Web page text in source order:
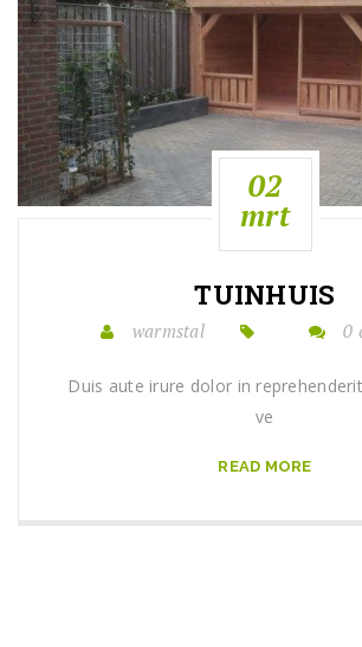
02
mrt
TUINHUIS
warmstal 0
Duis aute irure dolor in
ve
READ MORE